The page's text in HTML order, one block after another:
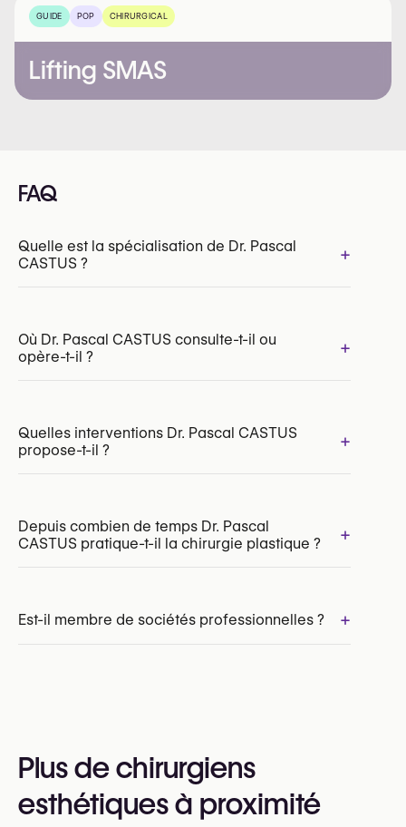
GUIDE POP CHIRURGICAL
Lifting SMAS
FAQ
Quelle est la spécialisation de Dr. Pascal
CASTUS ?
+
INAMI/RIZIV:
Où Dr. Pascal CASTUS consulte-t-il ou
opère-t-il ?
+
Quelles interventions Dr. Pascal CASTUS
propose-t-il ?
+
Lifting du visage (Facelift)
Lifting du cou
Blépharoplastie supérieure
Depuis combien de temps Dr. Pascal
CASTUS pratique-t-il la chirurgie plastique ?
+
Est-il membre de sociétés professionnelles ? +
(RBSPS)
Royal Belgian Society for Surgery (BSS)
Plus de chirurgiens
esthétiques à proximité